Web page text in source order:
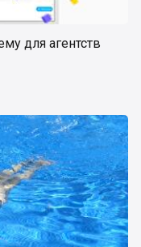
для агентств